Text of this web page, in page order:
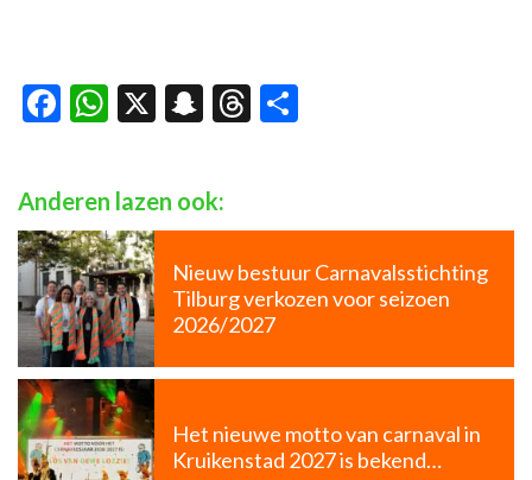
Facebook
WhatsApp
X Snapchat
Threads
Anderen lazen ook:
Nieuw bestuur Carnavalsstichting
Tilburg verkozen voor seizoen
2026/2027
Het nieuwe motto van carnaval in
Kruikenstad 2027 is bekend…